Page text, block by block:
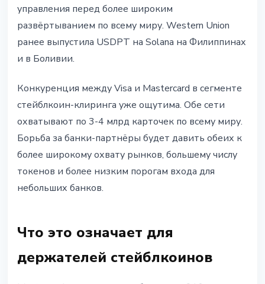
управления перед более широким
развёртыванием по всему миру. Western Union
ранее выпустила USDPT на Solana на Филиппинах
и в Боливии.
Конкуренция между Visa и Mastercard в сегменте
стейблкоин-клиринга уже ощутима. Обе сети
охватывают по 3-4 млрд карточек по всему миру.
Борьба за банки-партнёры будет давить обеих к
более широкому охвату рынков, большему числу
токенов и более низким порогам входа для
небольших банков.
Что это означает для
держателей стейблкоинов